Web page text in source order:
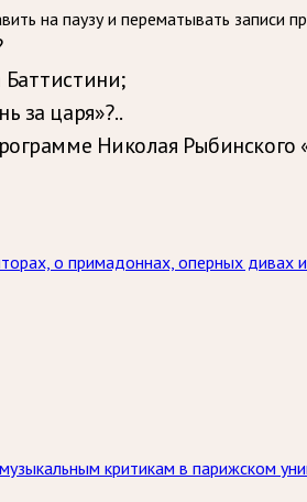
на паузу и перематывать записи
за царя»?..
Николая Рыбинского
о примадоннах, оперных дивах
критикам в парижском